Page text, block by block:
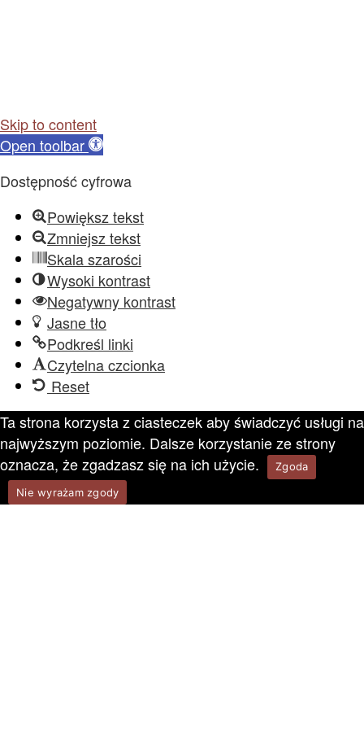
Skip to content
Open toolbar
Dostępność cyfrowa
Powiększ tekst
Zmniejsz tekst
Skala szarości
Wysoki kontrast
Negatywny kontrast
Jasne tło
Podkreśl linki
Czytelna czcionka
Reset
Ta strona korzysta z ciasteczek aby świadczyć usługi na
najwyższym poziomie. Dalsze korzystanie ze strony
oznacza, że zgadzasz się na ich użycie.
Zgoda
Nie wyrażam zgody